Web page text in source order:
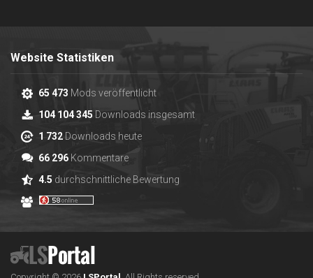
Website Statistiken
65 473 Mods veröffentlicht
104 104 345 Downloads insgesamt
1 732 Downloads heute
66 296 Kommentare
4.5 durchschnittliche Bewertung